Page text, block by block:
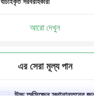
আরো দেখুন
এর সেরা মূল্য পান